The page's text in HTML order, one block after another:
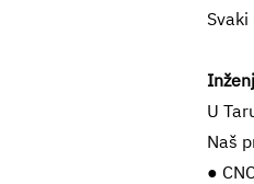
U
Naš
●